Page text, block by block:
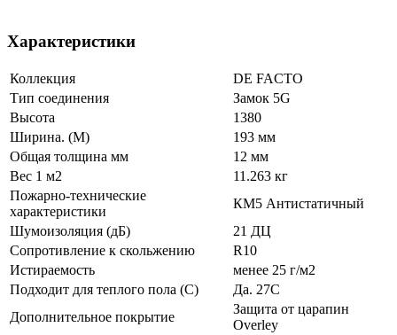
Характеристики
Коллекция
DE FACTO
Тип соединения
Замок 5G
Высота
1380
Ширина. (М)
193 мм
Общая толщина мм
12 мм
Вес 1 м2
11.263 кг
Пожарно-технические
характеристики
КМ5 Антистатичный
Шумоизоляция (дБ)
21 ДЦ
Сопротивление к скольжению
R10
Истираемость
менее 25 г/м2
Подходит для теплого пола (С)
Да. 27С
Дополнительное покрытие
Защита от царапин
Overley